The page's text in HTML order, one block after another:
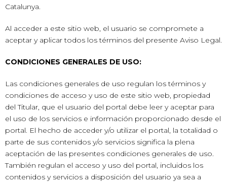
Catalunya.
Al acceder a este sitio web, el usuario se compromete a
aceptar y aplicar todos los términos del presente Aviso Legal.
CONDICIONES GENERALES DE USO:
Las condiciones generales de uso regulan los términos y
condiciones de acceso y uso de este sitio web, propiedad
del Titular, que el usuario del portal debe leer y aceptar para
el uso de los servicios e información proporcionado desde el
portal. El hecho de acceder y/o utilizar el portal, la totalidad o
parte de sus contenidos y/o servicios significa la plena
aceptación de las presentes condiciones generales de uso.
También regulan el acceso y uso del portal, incluidos los
contenidos y servicios a disposición del usuario ya sea a